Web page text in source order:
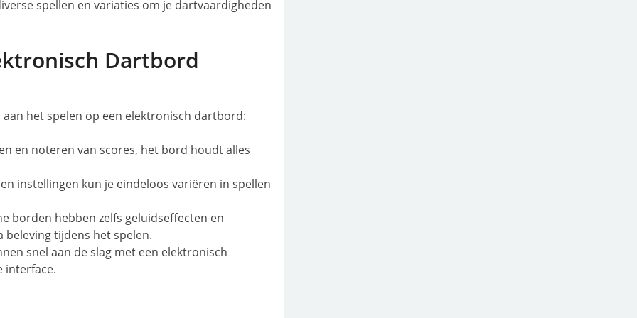
spellen en variaties om je dartvaardigheden
Dartbord
het spelen op een elektronisch dartbord:
en noteren van scores, het bord houdt alles
instellingen kun je eindeloos variëren in spellen
borden hebben zelfs geluidseffecten en
beleving tijdens het spelen.
snel aan de slag met een elektronisch
interface.